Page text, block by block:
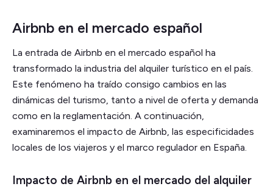
Airbnb en el mercado español
La entrada de Airbnb en el mercado español ha
transformado la industria del alquiler turístico en el país.
Este fenómeno ha traído consigo cambios en las
dinámicas del turismo, tanto a nivel de oferta y demanda
como en la reglamentación. A continuación,
examinaremos el impacto de Airbnb, las especificidades
locales de los viajeros y el marco regulador en España.
Impacto de Airbnb en el mercado del alquiler